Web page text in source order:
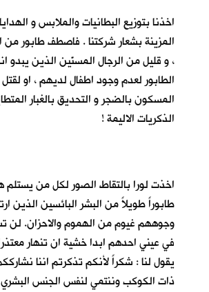
اخذنا بتوزيع البطانيات والملابس و
المزينة بشعار شركتنا . فاصطف طابور من
، و قليل من الرجال المسنّين الذين يبدو
الطابور لعدم وجود اطفال لديهم ، او
المسكون بالضجر و التحديق بالغبار
الذكريات الاليمة !
اخذت لورا بالتقاط الصور لكل من
طابوراً طويلاً من البشر البائسين الذين
وجوههم غيوم من الهموم والاحزان. لن
في عيني احدهم ابدا خشية ان تنهار
يقول لنا : شكراً لأنكم تذكرتم اننا
ذات الكوكب وننتمي لنفس الجنس